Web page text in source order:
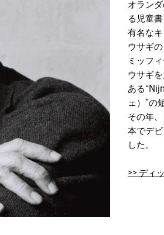
オラン
る児童
有名な
ウサギの
ミッフ
ウサギ
ある
ェ）”の
その年
本でデ
した。
>> ディ